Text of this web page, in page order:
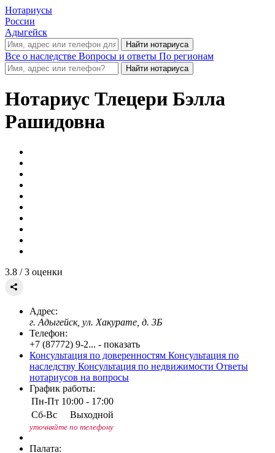
Нотариусы
России
Адыгейск
Все о наследстве Вопросы и ответы По регионам
Нотариус Тлецери Бэлла
Рашидовна
3.8 / 3 оценки
Адрес:
г. Адыгейск, ул. Хакурате, д. 3Б
Телефон:
+7 (87772) 9-2... - показать
Консультация по доверенностям Консультация по
наследству Консультация по недвижимости Ответы
нотариусов на вопросы
График работы:
Пн-Пт 10:00 - 17:00
Сб-Вс
Выходной
уточняйте по телефону
Палата: